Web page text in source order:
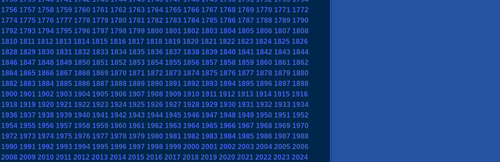
1756 1757 1758 1759 1760 1761 1762 1763 1764 1765 1766 1767 1768 1769 1770 1771 1772
1774 1775 1776 1777 1778 1779 1780 1781 1782 1783 1784 1785 1786 1787 1788 1789 1790
1792 1793 1794 1795 1796 1797 1798 1799 1800 1801 1802 1803 1804 1805 1806 1807 1808
1810 1811 1812 1813 1814 1815 1816 1817 1818 1819 1820 1821 1822 1823 1824 1825 1826
1828 1829 1830 1831 1832 1833 1834 1835 1836 1837 1838 1839 1840 1841 1842 1843 1844
1846 1847 1848 1849 1850 1851 1852 1853 1854 1855 1856 1857 1858 1859 1860 1861 1862
1864 1865 1866 1867 1868 1869 1870 1871 1872 1873 1874 1875 1876 1877 1878 1879 1880
1882 1883 1884 1885 1886 1887 1888 1889 1890 1891 1892 1893 1894 1895 1896 1897 1898
1900 1901 1902 1903 1904 1905 1906 1907 1908 1909 1910 1911 1912 1913 1914 1915 1916
1918 1919 1920 1921 1922 1923 1924 1925 1926 1927 1928 1929 1930 1931 1932 1933 1934
1936 1937 1938 1939 1940 1941 1942 1943 1944 1945 1946 1947 1948 1949 1950 1951 1952
1954 1955 1956 1957 1958 1959 1960 1961 1962 1963 1964 1965 1966 1967 1968 1969 1970
1972 1973 1974 1975 1976 1977 1978 1979 1980 1981 1982 1983 1984 1985 1986 1987 1988
1990 1991 1992 1993 1994 1995 1996 1997 1998 1999 2000 2001 2002 2003 2004 2005 2006
2008 2009 2010 2011 2012 2013 2014 2015 2016 2017 2018 2019 2020 2021 2022 2023 2024